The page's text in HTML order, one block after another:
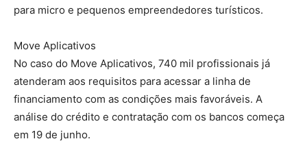
para micro e pequenos empreendedores turísticos.
Move Aplicativos
No caso do Move Aplicativos, 740 mil profissionais já
atenderam aos requisitos para acessar a linha de
financiamento com as condições mais favoráveis. A
análise do crédito e contratação com os bancos começa
em 19 de junho.